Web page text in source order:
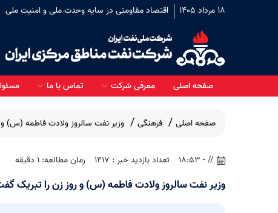
18 مرداد 1405 اقتصاد مقاومتی در سایه وحدت ملی و امنیت ملی
صفحه اصلی معرفی شرکت
در دست اقدام
تماس با ما
صفحه اصلی فرهنگی وزیر نفت سالروز ولادت فاطمه (س)
// - 18:53 تعداد بازدید خبر : 1417 زمان مطالعه: 1 دقیقه
وزیر نفت سالروز ولادت فاطمه (س) و روز زن را تبریک